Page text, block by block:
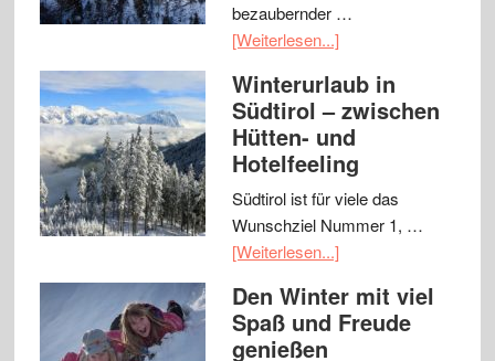
bezaubernder …
[Weiterlesen...]
Winterurlaub in
Südtirol – zwischen
Hütten- und
Hotelfeeling
Südtirol ist für viele das
Wunschziel Nummer 1, …
[Weiterlesen...]
Den Winter mit viel
Spaß und Freude
genießen